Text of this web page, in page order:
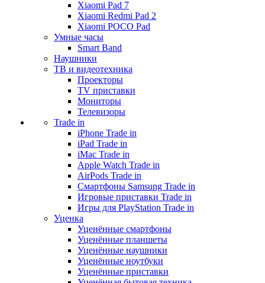
Xiaomi Pad 7
Xiaomi Redmi Pad 2
Xiaomi POCO Pad
Умные часы
Smart Band
Наушники
ТВ и видеотехника
Проекторы
TV приставки
Мониторы
Телевизоры
Trade in
iPhone Trade in
iPad Trade in
iMac Trade in
Apple Watch Trade in
AirPods Trade in
Смартфоны Samsung Trade in
Игровые приставки Trade in
Игры для PlayStation Trade in
Уценка
Уценённые смартфоны
Уценённые планшеты
Уценённые наушники
Уценённые ноутбуки
Уценённые приставки